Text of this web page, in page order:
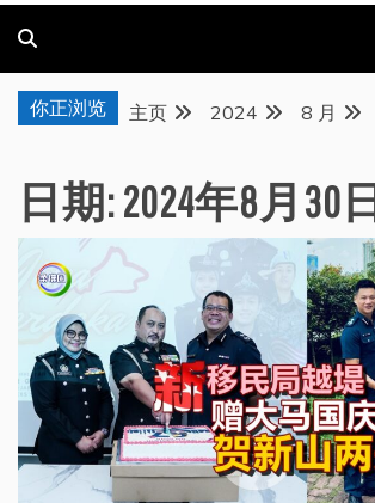
你正浏览 主页 2024 8 月
日期:2024年8月30日